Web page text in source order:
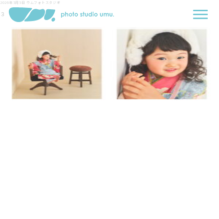
2026年5月5日 ウムフォトスタジオ
３